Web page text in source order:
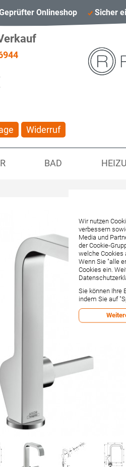
Onlineshop Sicher
Widerruf
BAD
Wir nutzen
verbessern
Media und
der Cookie-
welche Cookies
Wenn Sie "alle
Cookies ein.
Sie können Ihre
indem Sie auf